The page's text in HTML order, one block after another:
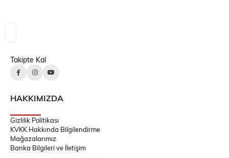
Takipte Kal
HAKKIMIZDA
Gizlilik Politikası
KVKK Hakkında Bilgilendirme
Mağazalarımız
Banka Bilgileri ve İletişim